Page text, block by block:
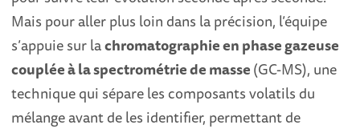
Mais pour aller plus loin dans la précision, l’équipe
s’appuie sur lachromatographie en phase gazeuse
couplée à la spectrométrie de masse(GC-MS), une
technique qui sépare les composants volatils du
mélange avant de les identifier, permettant de